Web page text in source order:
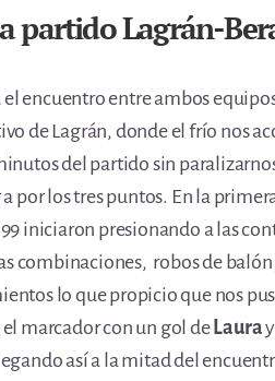
partido Lagrán-
encuentro entre ambos
de Lagrán, donde el frío nos
del partido sin
a por los tres puntos. En la
iniciaron presionando a las
combinaciones, robos de balón
lo que propicio que nos
marcador con un gol de Laura
así a la mitad del